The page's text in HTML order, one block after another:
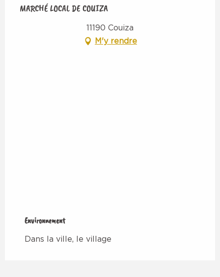
MARCHÉ LOCAL DE COUIZA
11190 Couiza
M'y rendre
Environnement
Environnement
Dans la ville, le village